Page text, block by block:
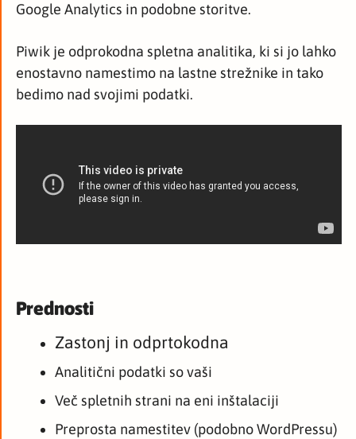
Google Analytics in podobne storitve.
Piwik je odprokodna spletna analitika, ki si jo lahko
enostavno namestimo na lastne strežnike in tako
bedimo nad svojimi podatki.
Prednosti
Zastonj in odprtokodna
Analitični podatki so vaši
Več spletnih strani na eni inštalaciji
Preprosta namestitev (podobno WordPressu)